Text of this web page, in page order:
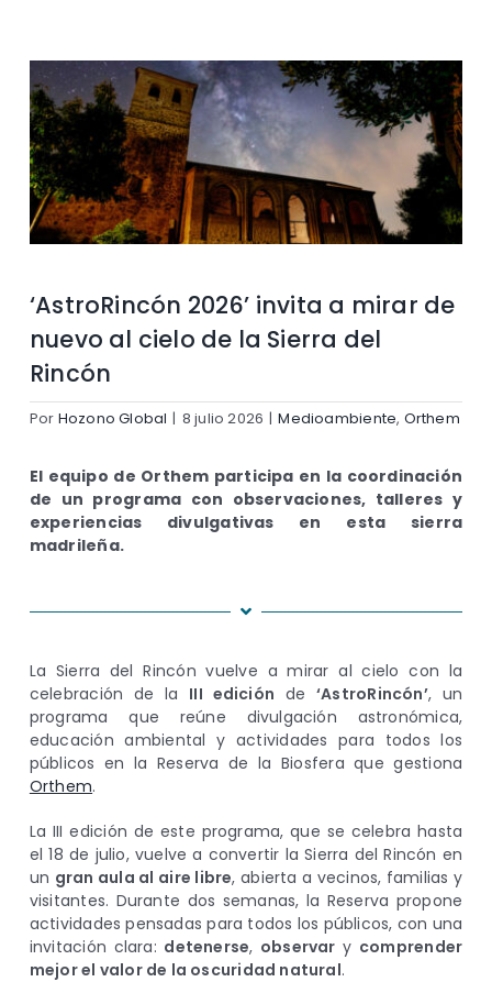
‘AstroRincón 2026’ invita a mirar de
nuevo al cielo de la Sierra del
Rincón
Por Hozono Global | 8 julio 2026 | Medioambiente, Orthem
El equipo de Orthem participa en la coordinación
de un programa con observaciones, talleres y
experiencias divulgativas en esta sierra
madrileña.
La Sierra del Rincón vuelve a mirar al cielo con la
celebración de la III edición de‘AstroRincón’, un
programa que reúne divulgación astronómica,
educación ambiental y actividades para todos los
públicos en la Reserva de la Biosfera que gestiona
Orthem.
La III edición de este programa, que se celebra hasta
el 18 de julio, vuelve a convertir la Sierra del Rincón en
un gran aula al aire libre, abierta a vecinos, familias y
visitantes. Durante dos semanas, la Reserva propone
actividades pensadas para todos los públicos, con una
invitación clara: detenerse, observar y comprender
mejor el valor de la oscuridad natural.